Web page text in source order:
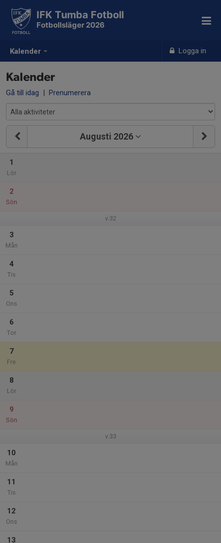
Kalender Logga in
IFK Tumba Fotboll
Fotbollsläger 2026
Kalender
Gå till idag | Prenumerera
Augusti 2026
1
Lör
2
Sön
v.32
3
Mån
4
Tis
5
Ons
6
Tor
7
Fre
8
Lör
9
Sön
v.33
10
Mån
11
Tis
12
Ons
13